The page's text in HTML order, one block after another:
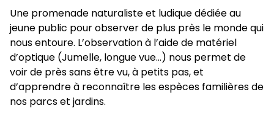
Une promenade naturaliste et ludique dédiée au
jeune public pour observer de plus près le monde qui
nous entoure. L’observation à l’aide de matériel
d’optique (Jumelle, longue vue...) nous permet de
voir de près sans être vu, à petits pas, et
d’apprendre à reconnaître les espèces familières de
nos parcs et jardins.